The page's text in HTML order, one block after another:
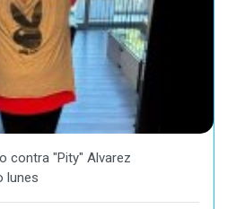
contra "Pity" Alvarez
lunes